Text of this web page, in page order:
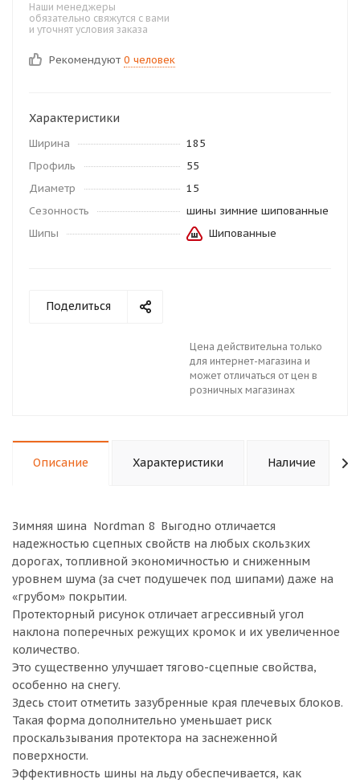
Наши менеджеры
обязательно свяжутся с вами
и уточнят условия заказа
Рекомендуют 0 человек
Характеристики
Ширина
185
Профиль
55
Диаметр
15
Сезонность
шины зимние шипованные
Шипы
Шипованные
Поделиться
Цена действительна только
для интернет-магазина и
может отличаться от цен в
розничных магазинах
Описание Характеристики Наличие
Зимняя шина Nordman 8 Выгодно отличается
надежностью сцепных свойств на любых скользких
дорогах, топливной экономичностью и сниженным
уровнем шума (за счет подушечек под шипами) даже на
«грубом» покрытии.
Протекторный рисунок отличает агрессивный угол
наклона поперечных режущих кромок и их увеличенное
количество.
Это существенно улучшает тягово-сцепные свойства,
особенно на снегу.
Здесь стоит отметить зазубренные края плечевых блоков.
Такая форма дополнительно уменьшает риск
проскальзывания протектора на заснеженной
поверхности.
Эффективность шины на льду обеспечивается, как